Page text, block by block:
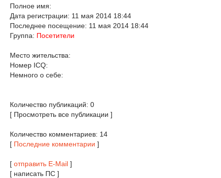
Полное имя:
Дата регистрации: 11 мая 2014 18:44
Последнее посещение: 11 мая 2014 18:44
Группа: Посетители
Место жительства:
Номер ICQ:
Немного о себе:
Количество публикаций: 0
[ Просмотреть все публикации ]
Количество комментариев: 14
[ Последние комментарии ]
[ отправить E-Mail ]
[ написать ПС ]